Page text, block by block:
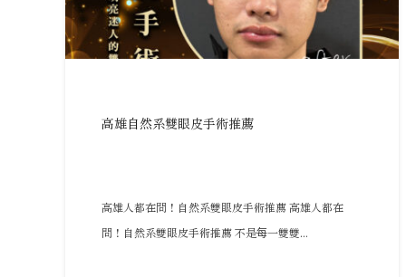
高雄自然系雙眼皮手術推薦
高雄人都在問！自然系雙眼皮手術推薦 高雄人都在
問！自然系雙眼皮手術推薦 不是每一雙雙...